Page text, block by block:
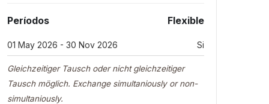
Períodos Flexible
01 May 2026 - 30 Nov 2026 Si
Gleichzeitiger Tausch oder nicht gleichzeitiger
Tausch möglich. Exchange simultaniously or non-
simultaniously.